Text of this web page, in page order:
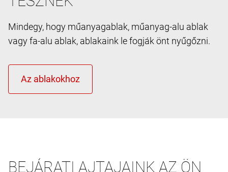
Mindegy, hogy műanyagablak, műanyag-alu ablak
vagy fa-alu ablak, ablakaink le fogják önt nyűgőzni.
BEJÁRATI AJTAJAINK AZ ÖN